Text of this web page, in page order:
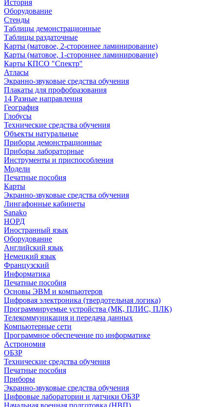
История
Оборудование
Стенды
Таблицы демонстрационные
Таблицы раздаточные
Карты (матовое, 2-стороннее ламинирование)
Карты (матовое, 1-стороннее ламинирование)
Карты КПСО "Спектр"
Атласы
Экранно-звуковые средства обучения
Плакаты для профобразования
14 Разные направления
География
Глобусы
Технические средства обучения
Объекты натуральные
Приборы демонстрационные
Приборы лабораторные
Инструменты и приспособления
Модели
Печатные пособия
Карты
Экранно-звуковые средства обучения
Лингафонные кабинеты
Sanako
НОРД
Иностранный язык
Оборудование
Английский язык
Немецкий язык
Французский
Информатика
Печатные пособия
Основы ЭВМ и компьютеров
Цифровая электроника (твердотельная логика)
Программируемые устройства (МК, ПЛИС, ПЛК)
Телекоммуникация и передача данных
Компьютерные сети
Программное обеспечение по информатике
Астрономия
ОБЗР
Технические средства обучения
Печатные пособия
Приборы
Экранно-звуковые средства обучения
Цифровые лаборатории и датчики ОБЗР
Начальная военная подготовка (НВП)